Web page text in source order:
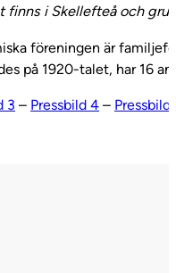
finns i Skellefteå och
föreningen är
på 1920-talet, har 16
3 – Pressbild 4 – Pressbild